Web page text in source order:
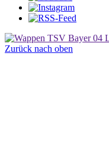
Zurück nach oben